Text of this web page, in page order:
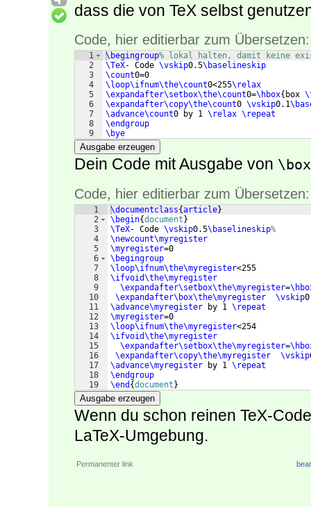
dass die von TeX selbst
Code, hier editierbar zum Übersetzen:
1
2
3
4
5
6
7
8
9
\begingroup% lokal halten, damit keine
\TeX- Code \vskip0.5\baselineskip
\count0=0
\loop\ifnum\the\count0<255\relax
\expandafter\setbox\the\count0=\hbox{ box
\expandafter\copy\the\count0 \vskip0.1
\advance\count0 by 1 \relax \repeat
\endgroup
\bye
Ausgabe erzeugen
Dein Code mit Ausgabe von
Code, hier editierbar zum Übersetzen:
1
2
3
4
5
6
7
8
9
10
11
12
13
14
15
16
17
18
19
\documentclass{article}
\begin{document }
\TeX- Code \vskip0.5\baselineskip%
\newcount\myregister
\myregister=0
\begingroup
\loop\ifnum\the\myregister<255
\ifvoid\the\myregister
\expandafter\setbox\the\myregister=
\expandafter\box\the\myregister
\vskip
\advance\myregister by 1 \repeat
\myregister=0
\loop\ifnum\the\myregister<254
\ifvoid\the\myregister
\expandafter\setbox\the\myregister=
\expandafter\copy\the\myregister
\vskip
\advance\myregister by 1 \repeat
\endgroup
\end {document }
Ausgabe erzeugen
Wenn du schon reinen TeX-
LaTeX-Umgebung.
Permanenter link